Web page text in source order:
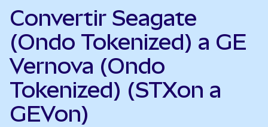
Convertir Seagate
(Ondo Tokenized) a GE
Vernova (Ondo
Tokenized) (STXon a
GEVon)